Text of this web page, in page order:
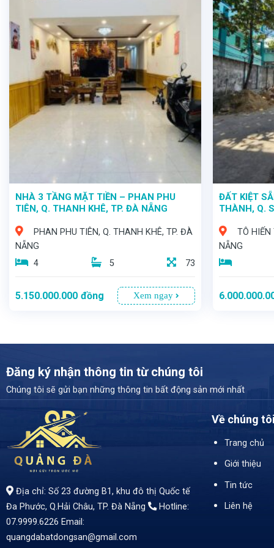
NHÀ 3 TẦNG MẶT TIỀN – PHAN PHU
TIÊN, Q. THANH KHÊ, TP. ĐÀ NẴNG
PHAN PHU TIÊN, Q. THANH KHÊ, TP. ĐÀ
NẴNG
4
5 73
5.150.000.000 đồng Xem ngay
ĐẤT KIỆT
THÀNH, Q.
TÔ HIẾN
NẴNG
Đăng ký nhận thông tin từ chúng tôi
Chúng tôi sẽ gửi bạn những thông tin bất động sản mới nhất
Địa chỉ: Số 23 đường B1, khu đô thị Quốc tế
Đa Phước, Q.Hải Châu, TP. Đà Nẵng
Hotline:
07.9999.6226 Email:
quangdabatdongsan@gmail.com
Về chúng tôi
Trang chủ
Giới thiệu
Tin tức
Liên hệ